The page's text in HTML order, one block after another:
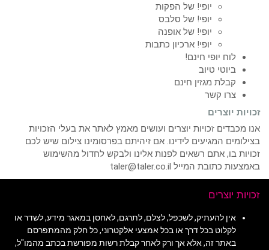
יופי! של הפקות
יופי! של סלבס
יופי! של אופנה
יופי! ארכיון כתבות
לוח יופי חינם!
ביוטי טיוב
קבלת מגזין חינם
צרו קשר
זכויות יוצרים
אנו מכבדים זכויות יוצרים ועושים מאמץ לאתר את בעלי הזכויות
בצילומים המגיעים לידינו. אם זיהיתם בפרסומינו צילום שיש לכם
זכויות בו, אתם רשאים לפנות אלינו ולבקש לחדול מהשימוש
באמצעות כתובת המייל taler@taler.co.il
זכויות יוצרים
אין להעתיק, לשכפל, לצלם, לתרגם, לאחסן במאגר מידע, לשדר או
לקלוט בכל דרך או בכל אמצעי אלקטרוני, כל חלק מהמתפרסם
באתר זה, אלא אך ורק לאחר קבלת רשות מפורשת בכתב מהמו"ל,